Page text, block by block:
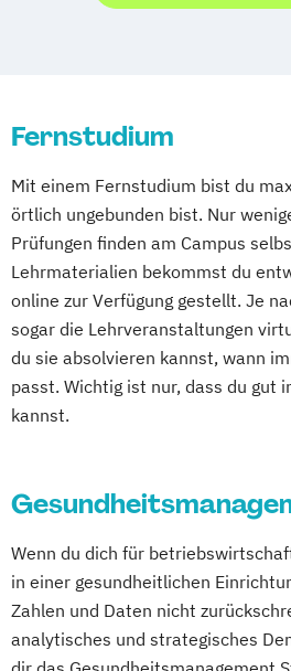
Fernstudium
Mit einem Fernstudium bist du
örtlich ungebunden bist. Nur
Prüfungen finden am Campus
Lehrmaterialien bekommst du
online zur Verfügung gestellt. Je
sogar die Lehrveranstaltungen
du sie absolvieren kannst, wann
passt. Wichtig ist nur, dass du gut
kannst.
Wenn du dich für
in einer gesundheitlichen
Zahlen und Daten nicht
analytisches und strategisches